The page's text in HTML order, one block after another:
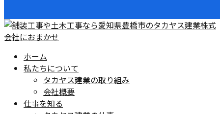
ホーム
私たちについて
タカヤス建業の取り組み
会社概要
仕事を知る